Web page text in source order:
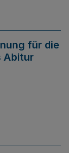
für die
Abitur